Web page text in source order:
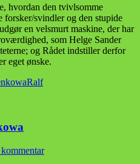
hvordan den tvivlsomme
forsker/svindler og den stupide
en velsmurt maskine, der har
som Helge Sander
og Rådet indstiller derfor
eget ønske.
Ralf